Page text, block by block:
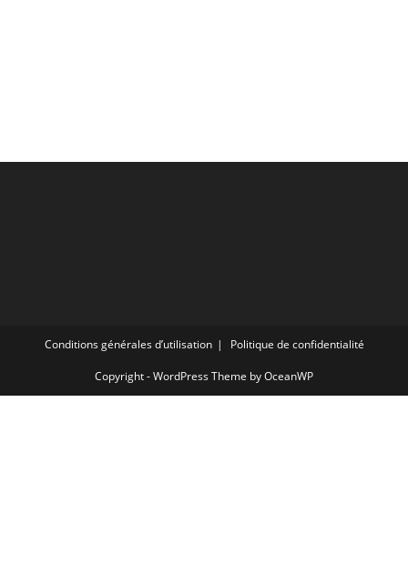
Conditions générales d’utilisation Politique de confidentialité
Copyright - WordPress Theme by OceanWP